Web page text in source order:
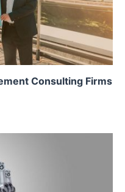
Consulting Firms